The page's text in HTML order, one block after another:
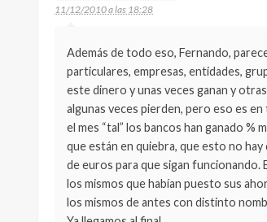
11/12/2010 a las 18:28
Además de todo eso, Fernando,
particulares, empresas, entidades,
este dinero y unas veces ganan y
algunas veces pierden, pero eso es
el mes “tal” los bancos han ganado %
que están en quiebra, que esto no
de euros para que sigan
los mismos que habían puesto sus
los mismos de antes con distinto